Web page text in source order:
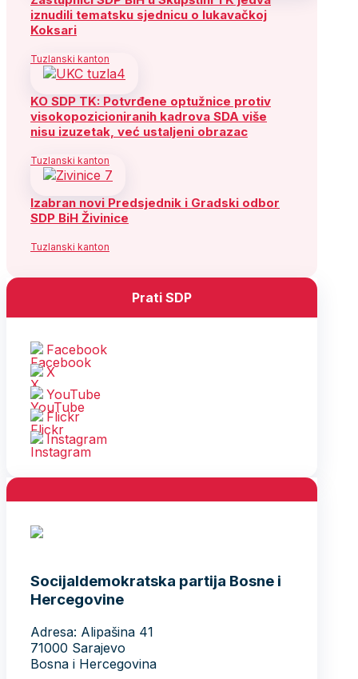
iznudili tematsku sjednicu o lukavačkoj
Koksari
Tuzlanski kanton
KO SDP TK: Potvrđene optužnice protiv
visokopozicioniranih kadrova SDA više
nisu izuzetak, već ustaljeni obrazac
Tuzlanski kanton
Izabran novi Predsjednik i Gradski odbor
SDP BiH Živinice
Tuzlanski kanton
Prati SDP
Facebook
X
YouTube
Flickr
Instagram
Socijaldemokratska partija Bosne i
Hercegovine
Adresa: Alipašina 41
71000 Sarajevo
Bosna i Hercegovina